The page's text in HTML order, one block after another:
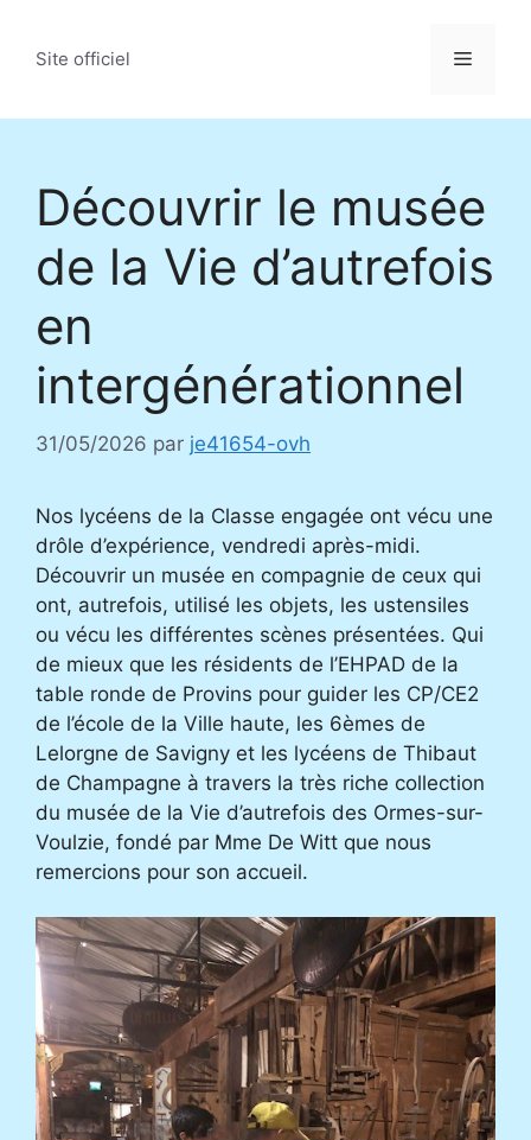
contenu
Site officiel Menu
Découvrir le musée
de la Vie d’autrefois
en
intergénérationnel
31/05/2026 par je41654-ovh
Nos lycéens de la Classe engagée ont vécu une
drôle d’expérience, vendredi après-midi.
Découvrir un musée en compagnie de ceux qui
ont, autrefois, utilisé les objets, les ustensiles
ou vécu les différentes scènes présentées. Qui
de mieux que les résidents de l’EHPAD de la
table ronde de Provins pour guider les CP/CE2
de l’école de la Ville haute, les 6èmes de
Lelorgne de Savigny et les lycéens de Thibaut
de Champagne à travers la très riche collection
du musée de la Vie d’autrefois des Ormes-sur-
Voulzie, fondé par Mme De Witt que nous
remercions pour son accueil.